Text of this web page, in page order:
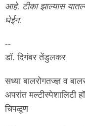
आहे. टीका झाल्यास
घेईन.
--
डॉ. दिगंबर तेंडुलकर
सध्या बालरोगतज्ज्ञ व
अपरांत मल्टीस्पेशालिटी
चिपळूण